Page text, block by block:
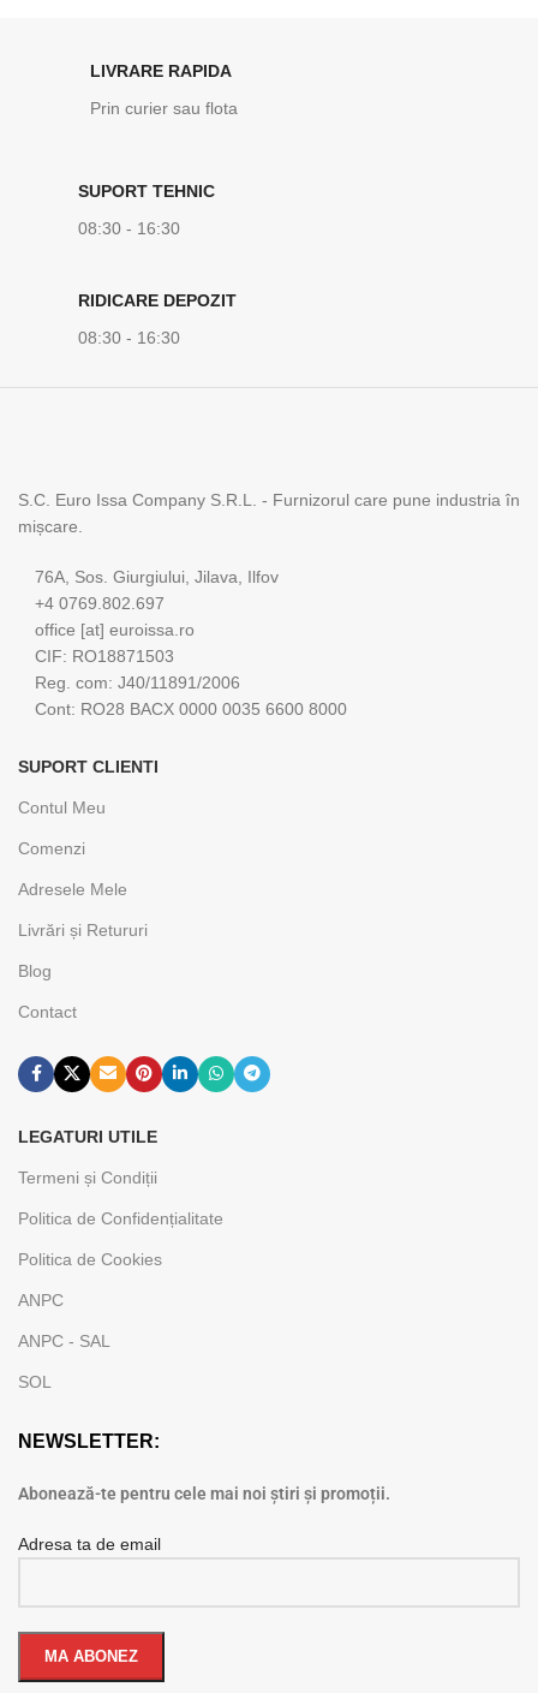
LIVRARE RAPIDA
Prin curier sau flota
SUPORT TEHNIC
08:30 - 16:30
RIDICARE DEPOZIT
08:30 - 16:30
S.C. Euro Issa Company S.R.L. - Furnizorul care pune industria în
mișcare.
76A, Sos. Giurgiului, Jilava, Ilfov
+4 0769.802.697
office [at] euroissa.ro
CIF: RO18871503
Reg. com: J40/11891/2006
Cont: RO28 BACX 0000 0035 6600 8000
SUPORT CLIENTI
Contul Meu
Comenzi
Adresele Mele
Livrări și Retururi
Blog
Contact
LEGATURI UTILE
Termeni și Condiții
Politica de Confidențialitate
Politica de Cookies
ANPC
ANPC - SAL
SOL
NEWSLETTER:
Abonează-te pentru cele mai noi știri și promoții.
Adresa ta de email